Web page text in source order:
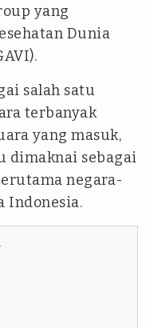
yang
Dunia
salah satu
terbanyak
yang masuk,
dimaknai sebagai
negara-
Indonesia.